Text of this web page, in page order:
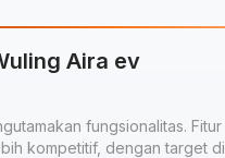
Aira ev
fungsionalitas. Fitur
kompetitif, dengan target di